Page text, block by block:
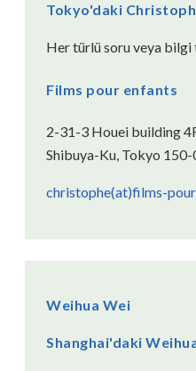
Tokyo'daki
Her türlü soru veya bilgi
Films pour enfants
2-31-3 Houei building
Shibuya-Ku, Tokyo 150-
christophe(at)films-
Weihua Wei
Shanghai'daki